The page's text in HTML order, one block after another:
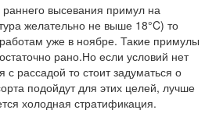
высевания примул на
желательно не выше 18°C) то
уже в ноябре. Такие примулы
рано.Но если условий нет
с рассадой то стоит задуматься о
подойдут для этих целей, лучше
холодная стратификация.